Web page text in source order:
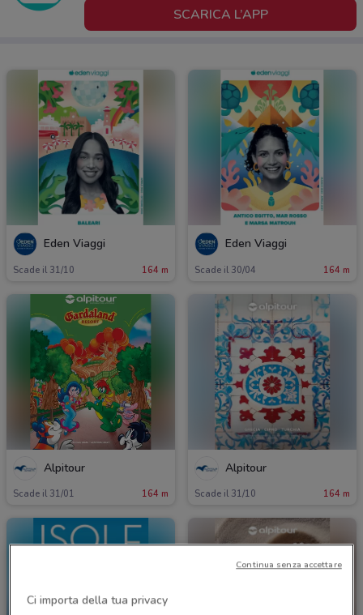
SCARICA L’APP
Eden Viaggi
Scade il 31/10 164 m
Eden Viaggi
Scade il 30/04 164 m
Alpitour
Scade il 31/01 164 m
Alpitour
Scade il 31/10 164 m
Ci importa della tua privacy
Continua senza accettare